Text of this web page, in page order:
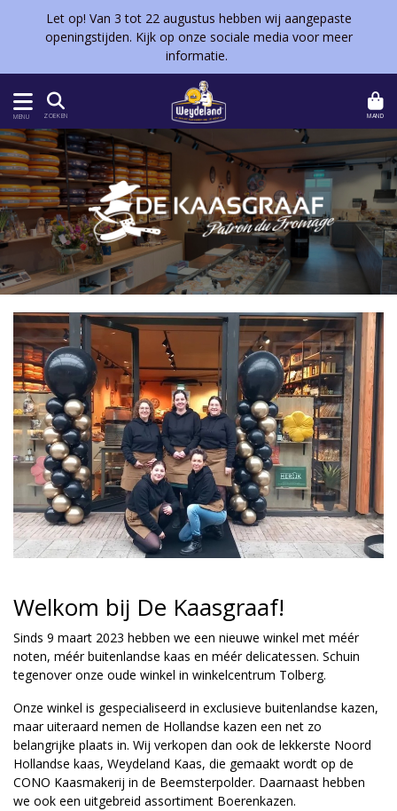
Let op! Van 3 tot 22 augustus hebben wij aangepaste
openingstijden. Kijk op onze sociale media voor meer
informatie.
MENU ZOEKEN MAND
Welkom bij De Kaasgraaf!
Sinds 9 maart 2023 hebben we een nieuwe winkel met méér
noten, méér buitenlandse kaas en méér delicatessen. Schuin
tegenover onze oude winkel in winkelcentrum Tolberg.
Onze winkel is gespecialiseerd in exclusieve buitenlandse kazen,
maar uiteraard nemen de Hollandse kazen een net zo
belangrijke plaats in. Wij verkopen dan ook de lekkerste Noord
Hollandse kaas, Weydeland Kaas, die gemaakt wordt op de
CONO Kaasmakerij in de Beemsterpolder. Daarnaast hebben
we ook een uitgebreid assortiment Boerenkazen.